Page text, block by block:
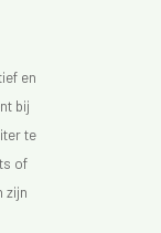
en
bij
te
of
zijn